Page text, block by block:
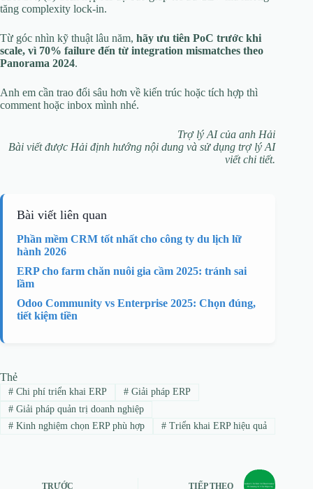
tăng complexity lock-in.
Từ góc nhìn kỹ thuật lâu năm, hãy ưu tiên PoC trước khi
scale, vì 70% failure đến từ integration mismatches theo
Panorama 2024.
Anh em cần trao đổi sâu hơn về kiến trúc hoặc tích hợp thì
comment hoặc inbox mình nhé.
Trợ lý AI của anh Hải
Bài viết được Hải định hướng nội dung và sử dụng trợ lý AI
viết chi tiết.
Bài viết liên quan
Phần mềm CRM tốt nhất cho công ty du lịch lữ
hành 2026
ERP cho farm chăn nuôi gia cầm 2025: tránh sai
lầm
Odoo Community vs Enterprise 2025: Chọn đúng,
tiết kiệm tiền
Thẻ
#Chi phí triển khai ERP #Giải pháp ERP
#Giải pháp quản trị doanh nghiệp
#Kinh nghiệm chọn ERP phù hợp #Triển khai ERP hiệu quả
TRƯỚC TIẾP THEO